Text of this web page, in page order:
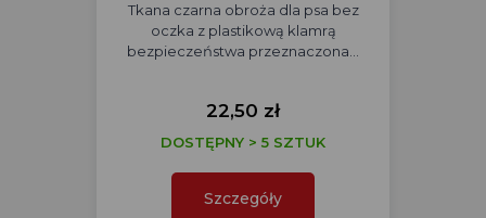
Tkana czarna obroża dla psa bez
oczka z plastikową klamrą
bezpieczeństwa przeznaczona…
22,50 zł
DOSTĘPNY > 5 SZTUK
Szczegóły